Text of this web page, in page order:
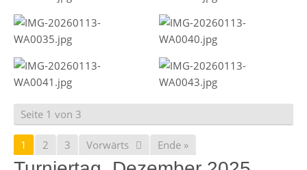
Seite 1 von 3
1 2 3 Vorwärts Ende »